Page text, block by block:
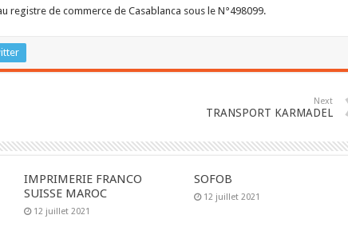
registre de commerce de Casablanca sous le N°498099.
Next
TRANSPORT KARMADEL
IMPRIMERIE FRANCO
SUISSE MAROC
12 juillet 2021
SOFOB
12 juillet 2021